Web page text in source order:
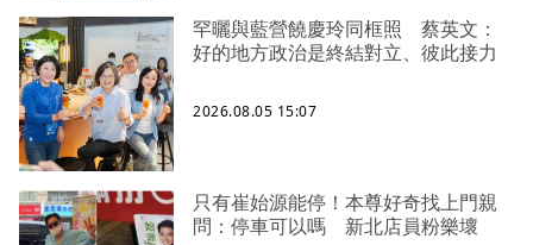
罕曬與藍營饒慶玲同框照 蔡英文：
好的地方政治是終結對立、彼此接力
2026.08.05 15:07
只有崔始源能停！本尊好奇找上門親
問：停車可以嗎 新北店員粉樂壞